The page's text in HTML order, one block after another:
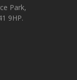
Park,
9HP.